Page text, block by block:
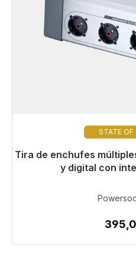
STATE OF
Tira de enchufes
y digital con
Ya no